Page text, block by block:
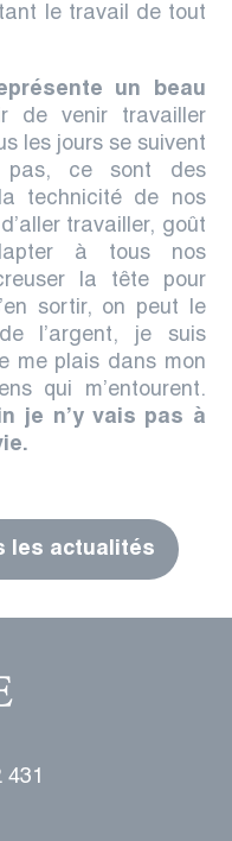
le travail de tout
un beau
de venir travailler
les jours se suivent
pas, ce sont des
technicité de nos
travailler, goût
à tous nos
la tête pour
sortir, on peut le
l’argent, je suis
me plais dans mon
qui m’entourent.
je n’y vais pas à
les actualités
431